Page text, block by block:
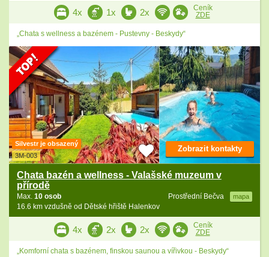
4x 1x 2x
Ceník
ZDE
„Chata s wellness a bazénem - Pustevny - Beskydy“
Silvestr je obsazený
3M-003
Chata bazén a wellness - Valašské muzeum v
přírodě
Prostřední Bečva mapa
Max. 10 osob
16.6 km vzdušně od Dětské hřiště Halenkov
Zobrazit kontakty
4x 2x 2x
Ceník
ZDE
„Komforní chata s bazénem, finskou saunou a vířivkou - Beskydy“